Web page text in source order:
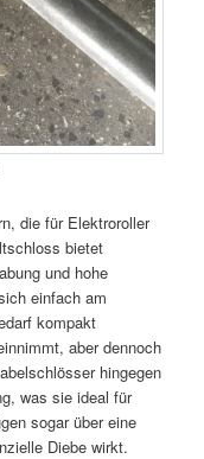
die für Elektroroller
bietet
und hohe
einfach am
kompakt
aber dennoch
hingegen
was sie ideal für
sogar über eine
Diebe wirkt.